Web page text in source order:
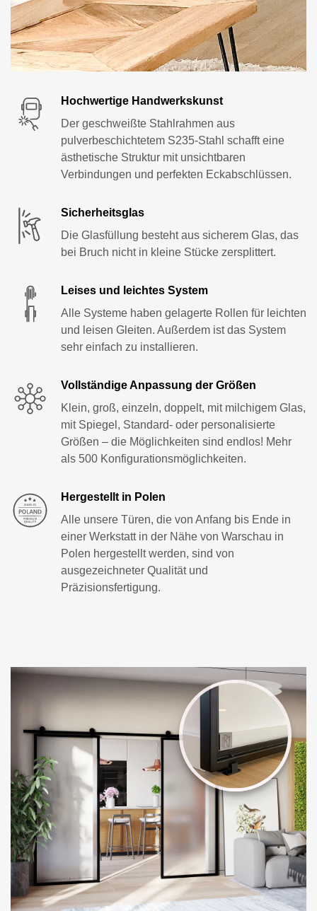
Hochwertige Handwerkskunst
Der geschweißte Stahlrahmen aus
pulverbeschichtetem S235-Stahl schafft eine
ästhetische Struktur mit unsichtbaren
Verbindungen und perfekten Eckabschlüssen.
Sicherheitsglas
Die Glasfüllung besteht aus sicherem Glas, das
bei Bruch nicht in kleine Stücke zersplittert.
Leises und leichtes System
Alle Systeme haben gelagerte Rollen für leichten
und leisen Gleiten. Außerdem ist das System
sehr einfach zu installieren.
Vollständige Anpassung der Größen
Klein, groß, einzeln, doppelt, mit milchigem Glas,
mit Spiegel, Standard- oder personalisierte
Größen – die Möglichkeiten sind endlos! Mehr
als 500 Konfigurationsmöglichkeiten.
Hergestellt in Polen
Alle unsere Türen, die von Anfang bis Ende in
einer Werkstatt in der Nähe von Warschau in
Polen hergestellt werden, sind von
ausgezeichneter Qualität und
Präzisionsfertigung.